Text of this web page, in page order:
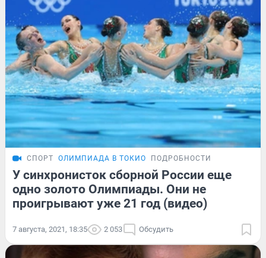
СПОРТ ОЛИМПИАДА В ТОКИО ПОДРОБНОСТИ
У синхронисток сборной России еще
одно золото Олимпиады. Они не
проигрывают уже 21 год (видео)
7 августа, 2021, 18:35 2 053 Обсудить